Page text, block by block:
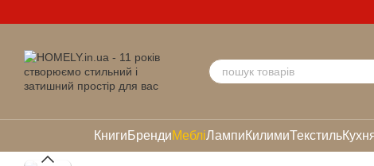
КнигиБрендиМебліЛампиКилимиТекстиль